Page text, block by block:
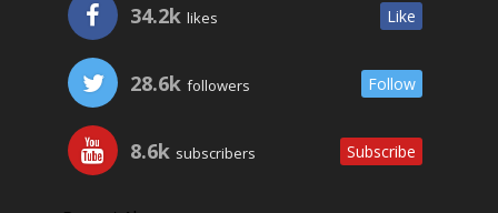
34.2k likes Like
28.6k followers Follow
8.6k subscribers Subscribe